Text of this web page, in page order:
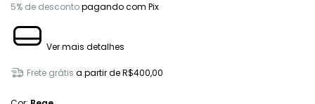
5% de descontopagando com Pix
Ver mais detalhes
Frete grátis a partir deR$400,00